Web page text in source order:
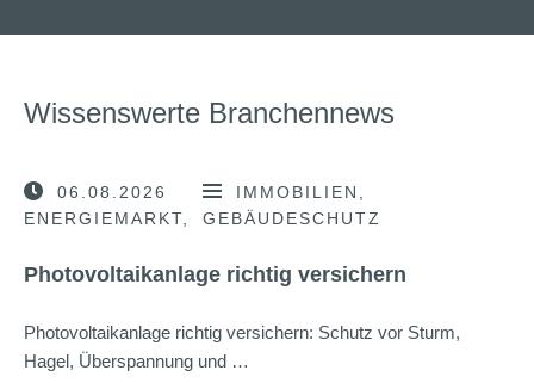
Wissenswerte Branchennews
06.08.2026
IMMOBILIEN
ENERGIEMARKT
GEBÄUDESCHUTZ
Photovoltaikanlage richtig versichern
Photovoltaikanlage richtig versichern: Schutz vor Sturm,
Hagel, Überspannung und …